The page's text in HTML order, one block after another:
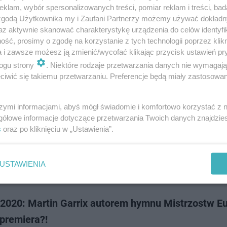
kulisy współpracy z Tove Lo, opowiedział o tęsknocie za
hymnu Mistrz…
w Polsce 2020! DJ rozgrzeje polską
powraca do Polski! Tym razem, czołowy przedstawiciel muzyki
wystąpi w Gdyni. Kiedy dokładnie odbędzie się jego koncert i
2020: Martin Garrix autorem hymnu Mistrzostw
wybór spersonalizowanych treści, pomiar reklam i treści,
Użytkownika my i Zaufani Partnerzy możemy używać
aktywnie skanować charakterystykę urządzenia do celów
prosimy o zgodę na korzystanie z tych technologii poprzez
i zawsze możesz ją zmienić/wycofać klikając przycisk ustawień
strony
. Niektóre rodzaje przetwarzania danych nie
się takiemu przetwarzaniu. Preferencje będą miały
informacjami, abyś mógł świadomie i komfortowo korzystać z
informacje dotyczące przetwarzania Twoich danych
oraz po kliknięciu w „Ustawienia”.
USTAWIENIA